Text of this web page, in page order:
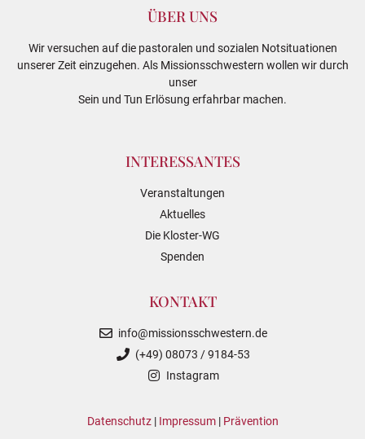
ÜBER UNS
Wir versuchen auf die pastoralen und sozialen Notsituationen
unserer Zeit einzugehen. Als Missionsschwestern wollen wir durch
unser
Sein und Tun Erlösung erfahrbar machen.
INTERESSANTES
Veranstaltungen
Aktuelles
Die Kloster-WG
Spenden
KONTAKT
info@missionsschwestern.de
(+49) 08073 / 9184-53
Instagram
Datenschutz| Impressum| Prävention